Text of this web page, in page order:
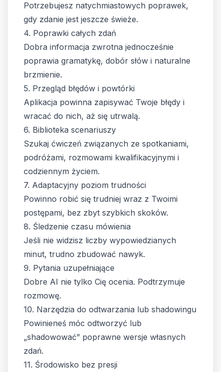
Potrzebujesz natychmiastowych poprawek,
gdy zdanie jest jeszcze świeże.
4. Poprawki całych zdań
Dobra informacja zwrotna jednocześnie
poprawia gramatykę, dobór słów i naturalne
brzmienie.
5. Przegląd błędów i powtórki
Aplikacja powinna zapisywać Twoje błędy i
wracać do nich, aż się utrwalą.
6. Biblioteka scenariuszy
Szukaj ćwiczeń związanych ze spotkaniami,
podróżami, rozmowami kwalifikacyjnymi i
codziennym życiem.
7. Adaptacyjny poziom trudności
Powinno robić się trudniej wraz z Twoimi
postępami, bez zbyt szybkich skoków.
8. Śledzenie czasu mówienia
Jeśli nie widzisz liczby wypowiedzianych
minut, trudno zbudować nawyk.
9. Pytania uzupełniające
Dobre AI nie tylko Cię ocenia. Podtrzymuje
rozmowę.
10. Narzędzia do odtwarzania lub shadowingu
Powinieneś móc odtworzyć lub
„shadowować” poprawne wersje własnych
zdań.
11. Środowisko bez presji